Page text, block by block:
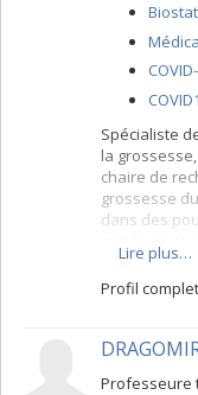
Spécialiste
la
chaire de
grossesse
dans des
Lire plus…
Profil complet
Professeure